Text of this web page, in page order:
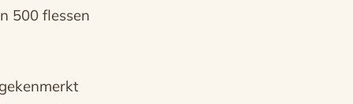
500 flessen